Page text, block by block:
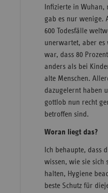
Infizierte in
gab es nur wenige.
600 Todesfälle
unerwartet, aber es
war, dass 80
anders als bei
alte Menschen.
dazugelernt haben
gottlob nun recht
betroffen sind.
Woran liegt das?
Ich behaupte, dass
wissen, wie sie sich
halten, Hygiene
beste Schutz für